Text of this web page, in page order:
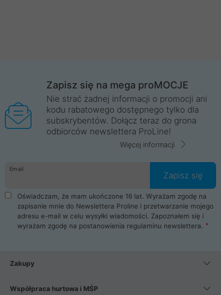
Zapisz się na mega proMOCJE
Nie strać żadnej informacji o promocji ani
kodu rabatowego dostępnego tylko dla
subskrybentów. Dołącz teraz do grona
odbiorców newslettera ProLine!
Więcej informacji
Email
Zapisz się
Oświadczam, że mam ukończone 16 lat. Wyrażam zgodę na
zapisanie mnie do Newslettera Proline i przetwarzanie mojego
adresu e-mail w celu wysyłki wiadomości. Zapoznałem się i
wyrażam zgodę na postanowienia regulaminu newslettera.
Zakupy
Współpraca hurtowa i MŚP